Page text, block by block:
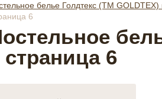
белье Голдтекс (ТМ
6
страница 6